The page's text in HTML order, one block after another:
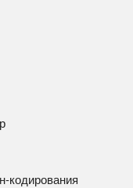
кодирования